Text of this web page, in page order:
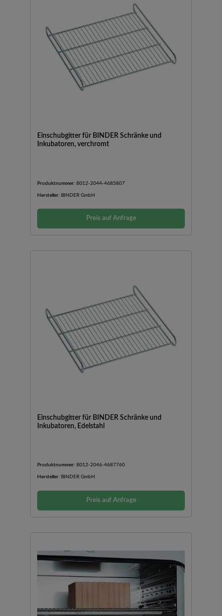
Einschubgitter für BINDER Schränke und
Inkubatoren, verchromt
Produktnummer: 8012-2044-4685807
Hersteller: BINDER GmbH
Preis auf Anfrage
Einschubgitter für BINDER Schränke und
Inkubatoren, Edelstahl
Produktnummer: 8012-2046-4687760
Hersteller: BINDER GmbH
Preis auf Anfrage